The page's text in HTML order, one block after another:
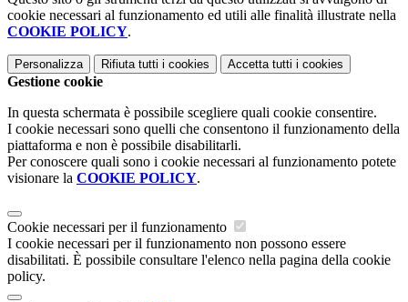
cookie necessari al funzionamento ed utili alle finalità illustrate nella
COOKIE POLICY.
Personalizza Rifiuta tutti i cookies Accetta tutti i cookies
Gestione cookie
In questa schermata è possibile scegliere quali cookie consentire.
I cookie necessari sono quelli che consentono il funzionamento della
piattaforma e non è possibile disabilitarli.
Per conoscere quali sono i cookie necessari al funzionamento potete
visionare la COOKIE POLICY.
Cookie necessari per il funzionamento
I cookie necessari per il funzionamento non possono essere
disabilitati. È possibile consultare l'elenco nella pagina della cookie
policy.